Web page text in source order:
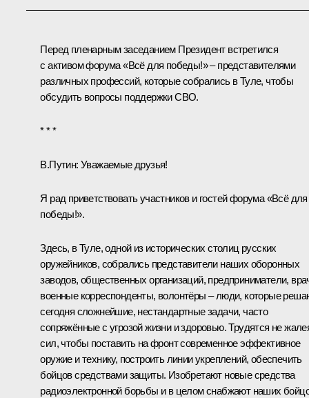
Перед пленарным заседанием Президент встретился
с активом форума «Всё для победы!» – представителями
различных профессий, которые собрались в Туле, чтобы
обсудить вопросы поддержки СВО.
* * *
В.Путин: Уважаемые друзья!
Я рад приветствовать участников и гостей форума «Всё для
победы!».
Здесь, в Туле, одной из исторических столиц русских
оружейников, собрались представители наших оборонных
заводов, общественных организаций, предприниматели,
военные корреспонденты, волонтёры – люди, которые
сегодня сложнейшие, нестандартные задачи, часто
сопряжённые с угрозой жизни и здоровью. Трудятся не
сил, чтобы поставить на фронт современное эффективное
оружие и технику, построить линии укреплений, обеспечить
бойцов средствами защиты. Изобретают новые средства
радиоэлектронной борьбы и в целом снабжают наших